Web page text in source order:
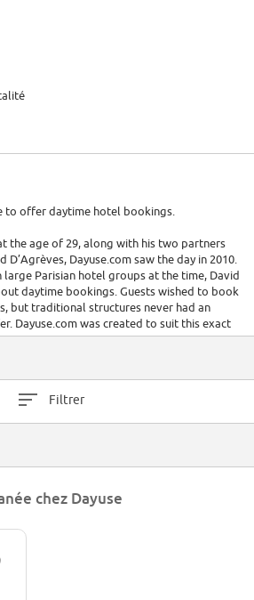
to offer daytime hotel bookings.
the age of 29, along with his two partners
D’Agrèves, Dayuse.com saw the day in 2010.
Parisian hotel groups at the time, David
daytime bookings. Guests wished to book
but traditional structures never had an
Dayuse.com was created to suit this exact
Filtrer
chez Dayuse